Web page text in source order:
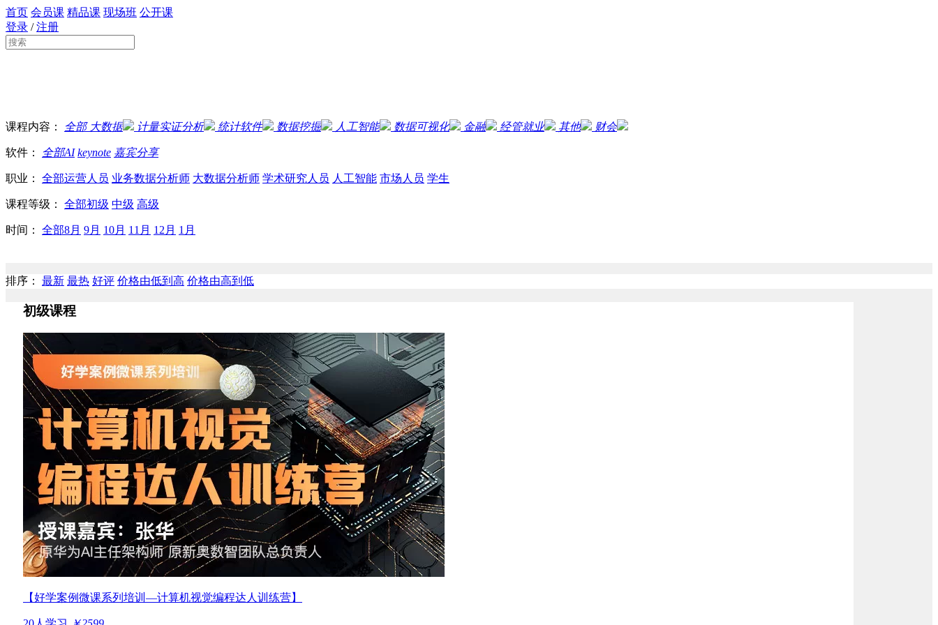
首页 会员课 精品课 现场班 公开课
登录 /注册
课程内容： 全部大数据 计量实证分析 统计软件 数据挖掘 人工智能 数据可视化 金融 经管就业 其他 财会
软件： 全部AI keynote 嘉宾分享
职业： 全部运营人员 业务数据分析师 大数据分析师 学术研究人员 人工智能 市场人员 学生
课程等级： 全部初级 中级 高级
时间： 全部8月 9月 10月 11月 12月 1月
排序： 最新 最热 好评 价格由低到高 价格由高到低
初级课程
【好学案例微课系列培训—计算机视觉编程达人训练营】